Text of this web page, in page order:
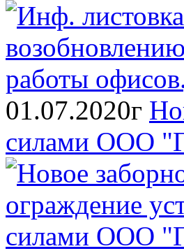
01.07.2020г
силами ООО